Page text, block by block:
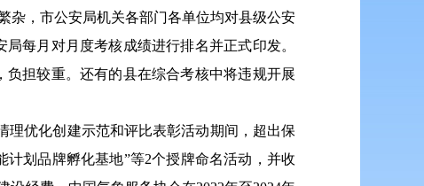
杂，市公安局机关各部门各单位均对县级公安
每月对月度考核成绩进行排名并正式印发。
担较重。还有的县在综合考核中将违规开展
优化创建示范和评比表彰活动期间，超出保
计划品牌孵化基地”等2个授牌命名活动，并收